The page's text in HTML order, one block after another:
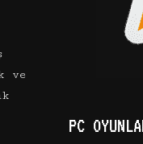
ve
PC